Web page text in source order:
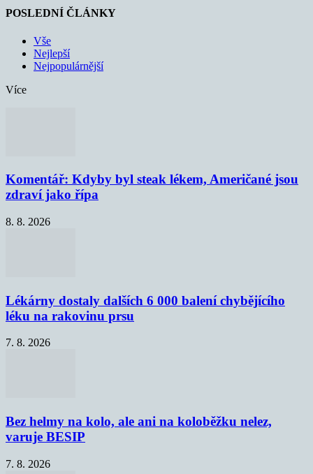
POSLEDNÍ ČLÁNKY
Vše
Nejlepší
Nejpopulárnější
Více
Komentář: Kdyby byl steak lékem, Američané jsou
zdraví jako řípa
8. 8. 2026
Lékárny dostaly dalších 6 000 balení chybějícího
léku na rakovinu prsu
7. 8. 2026
Bez helmy na kolo, ale ani na koloběžku nelez,
varuje BESIP
7. 8. 2026